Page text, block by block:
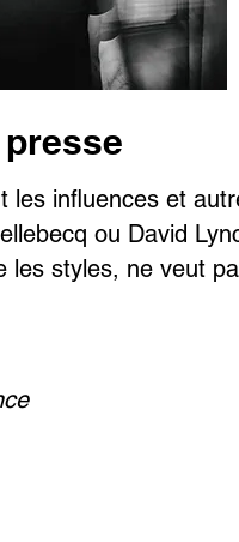
les influences et
ou David
les styles, ne veut